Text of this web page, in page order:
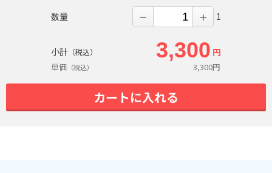
数量 － ＋ 1
小計 （税込） 3,300 円
単価 （税込） 3,300円
カートに入れる